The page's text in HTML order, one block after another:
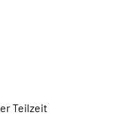
Teilzeit